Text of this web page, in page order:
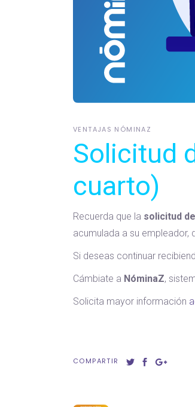
VENTAJAS NÓMINAZ
Solicitud
cuarto)
Recuerda que la solicitud
acumulada a su empleador,
Si deseas continuar
Cámbiate a NóminaZ,
Solicita mayor información
COMPARTIR